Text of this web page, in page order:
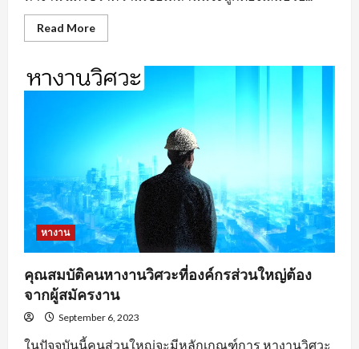
Read MoreRead
more
งาน
อยุธยา
ตาม
หางาน
คุณสมบัติคนหางานวิศวะที่องค์กรส่วนใหญ่ต้อง
จากผู้สมัครงาน
September 6, 2023
ในปัจจุบันนี้คนส่วนใหญ่จะมีหลักเกณฑ์การ หางานวิศวะ